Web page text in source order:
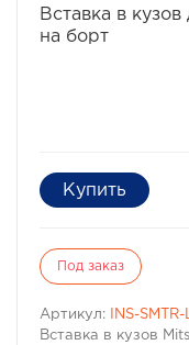
Вставка в
на борт
Под заказ
Артикул:
INS-
Вставка в кузов